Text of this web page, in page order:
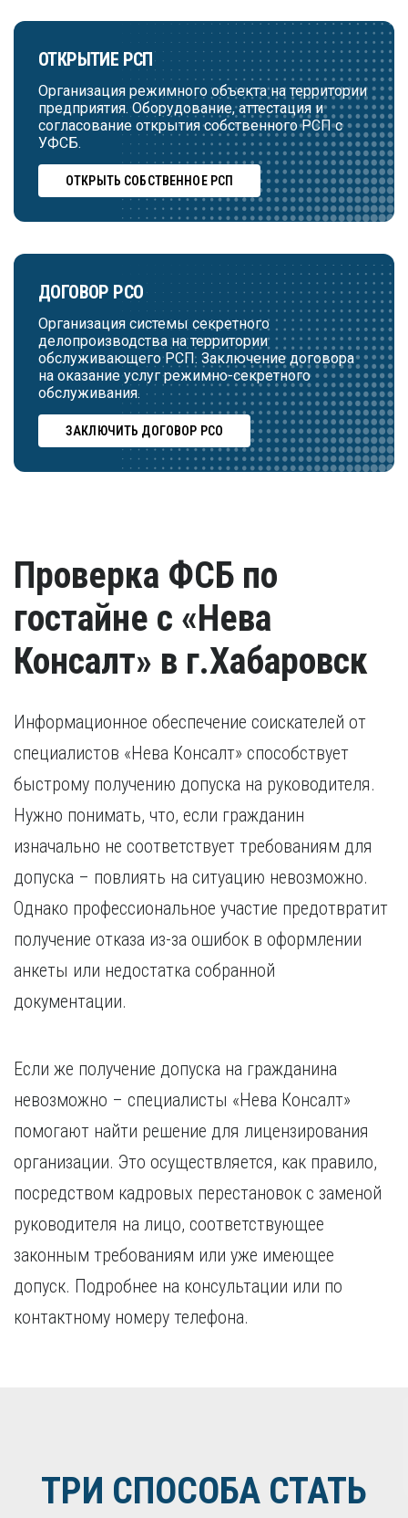
ОТКРЫТИЕ РСП
Организация режимного объекта на территории
предприятия. Оборудование, аттестация и
согласование открытия собственного РСП с
УФСБ.
ОТКРЫТЬ СОБСТВЕННОЕ РСП
ДОГОВОР РСО
Организация системы секретного
делопроизводства на территории
обслуживающего РСП. Заключение договора
на оказание услуг режимно-секретного
обслуживания.
ЗАКЛЮЧИТЬ ДОГОВОР РСО
Проверка ФСБ по
гостайне с «Нева
Консалт» в г.Хабаровск
Информационное обеспечение соискателей от
специалистов «Нева Консалт» способствует
быстрому получению допуска на руководителя.
Нужно понимать, что, если гражданин
изначально не соответствует требованиям для
допуска – повлиять на ситуацию невозможно.
Однако профессиональное участие предотвратит
получение отказа из-за ошибок в оформлении
анкеты или недостатка собранной
документации.
Если же получение допуска на гражданина
невозможно – специалисты «Нева Консалт»
помогают найти решение для лицензирования
организации. Это осуществляется, как правило,
посредством кадровых перестановок с заменой
руководителя на лицо, соответствующее
законным требованиям или уже имеющее
допуск. Подробнее на консультации или по
контактному номеру телефона.
ТРИ СПОСОБА СТАТЬ